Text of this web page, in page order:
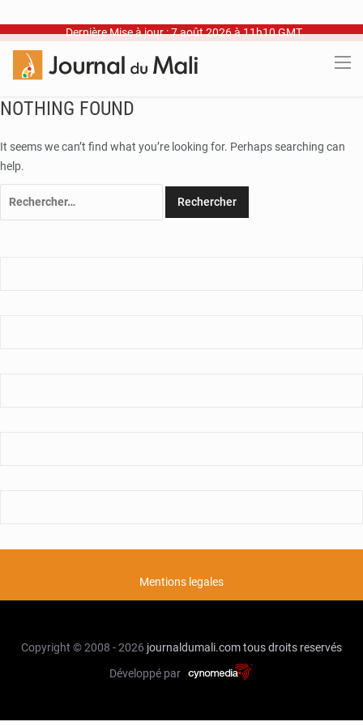
Dernière Mise à jour : 7 août 2026 à 11h10 GMT
NOTHING FOUND
It seems we can’t find what you’re looking for. Perhaps searching can
help.
Mentions legales
Copyright © 2008 - 2026 journaldumali.comtous droits reservés
Développé par